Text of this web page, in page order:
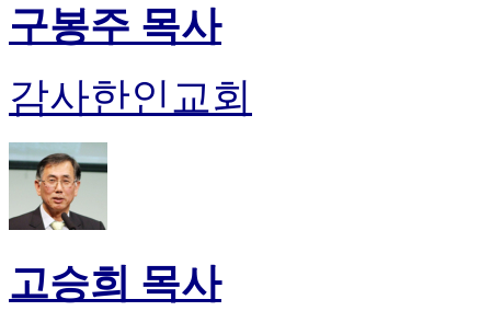
구봉주 목사
감사한인교회
고승희 목사